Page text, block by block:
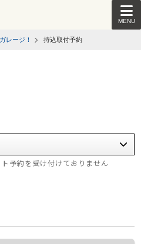
MENU
レージ！ 持込取付予約
予約を受け付けておりません